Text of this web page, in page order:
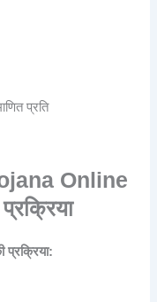
प्रति
Online